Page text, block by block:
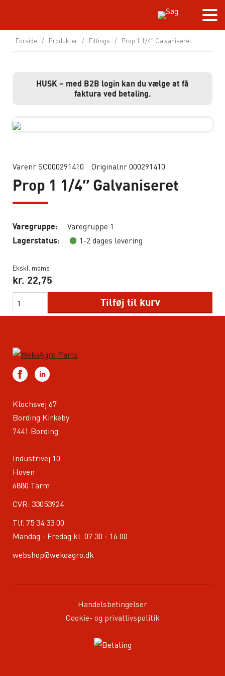
Forside / Produkter / Fittings / Prop 1 1/4″ Galvaniseret
HUSK – med B2B login kan du vælge at få
faktura ved betaling.
Varenr SC000291410 Originalnr 000291410
Prop 1 1/4″ Galvaniseret
Varegruppe: Varegruppe 1
Lagerstatus: 1-2 dages levering
Ekskl. moms
kr. 22,75
Tilføj til kurv
Klochsvej 67
Bording Kirkeby
7441 Bording
Industrivej 10
Hoven
6880 Tarm
CVR: 33053924
Tlf: 75 34 33 00
Mandag - Fredag kl. 07.30 - 16.00
webshop@wekoagro.dk
Handelsbetingelser
Cookie- og privatlivspolitik